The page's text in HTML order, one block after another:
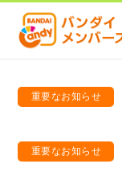
重要なお知らせ
重要なお知らせ